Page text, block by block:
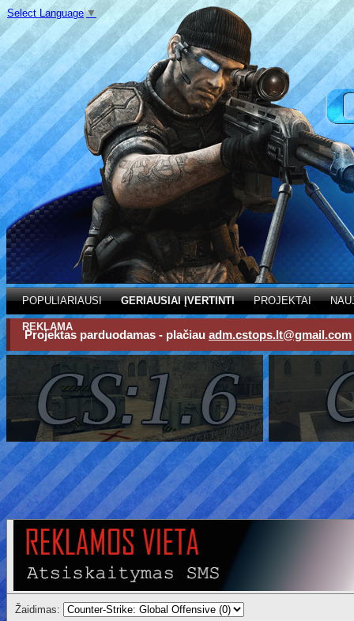
Select Language ▼
POPULIARIAUSI GERIAUSIAI ĮVERTINTI PROJEKTAI
REKLAMA
Projektas parduodamas - plačiau adm.cstops.lt@gmail.com
Žaidimas: